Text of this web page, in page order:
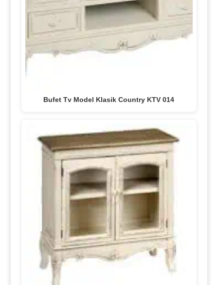
Bufet Tv Model Klasik Country KTV 014